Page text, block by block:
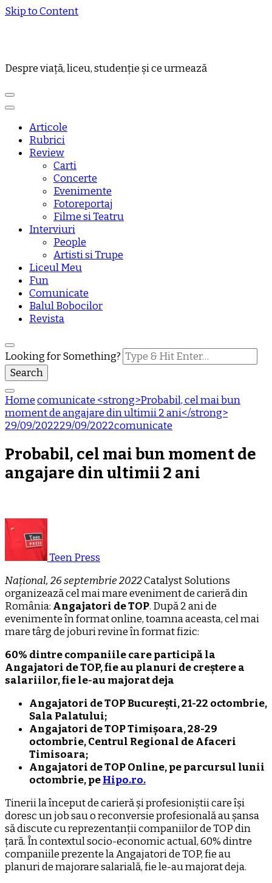
Skip to Content
Despre viață, liceu, studenție și ce urmează
Articole
Rubrici
Review
Carti
Concerte
Evenimente
Fotoreportaj
Filme si Teatru
Interviuri
People
Artisti si Trupe
Liceul Meu
Fun
Comunicate
Balul Bobocilor
Revista
Looking for Something?
Homecomunicate <strong>Probabil, cel mai bun
moment de angajare din ultimii 2 ani</strong>
29/09/202229/09/2022comunicate
Probabil, cel mai bun moment de
angajare din ultimii 2 ani
Teen Press
Național, 26 septembrie 2022Catalyst Solutions
organizează cel mai mare eveniment de carieră din
România: Angajatori de TOP. După 2 ani de
evenimente în format online, toamna aceasta, cel mai
mare târg de joburi revine în format fizic:
60% dintre companiile care participă la
Angajatori de TOP, fie au planuri de creștere a
salariilor, fie le-au majorat deja
Angajatori de TOP București, 21-22 octombrie,
Sala Palatului;
Angajatori de TOP Timișoara, 28-29
octombrie, Centrul Regional de Afaceri
Timisoara;
Angajatori de TOP Online, pe parcursul lunii
octombrie, peHipo.ro.
Tinerii la început de carieră și profesioniștii care își
doresc un job sau o reconversie profesională au șansa
să discute cu reprezentanții companiilor de TOP din
țară. În contextul socio-economic actual, 60% dintre
companiile prezente la Angajatori de TOP, fie au
planuri de majorare salarială, fie le-au majorat deja.